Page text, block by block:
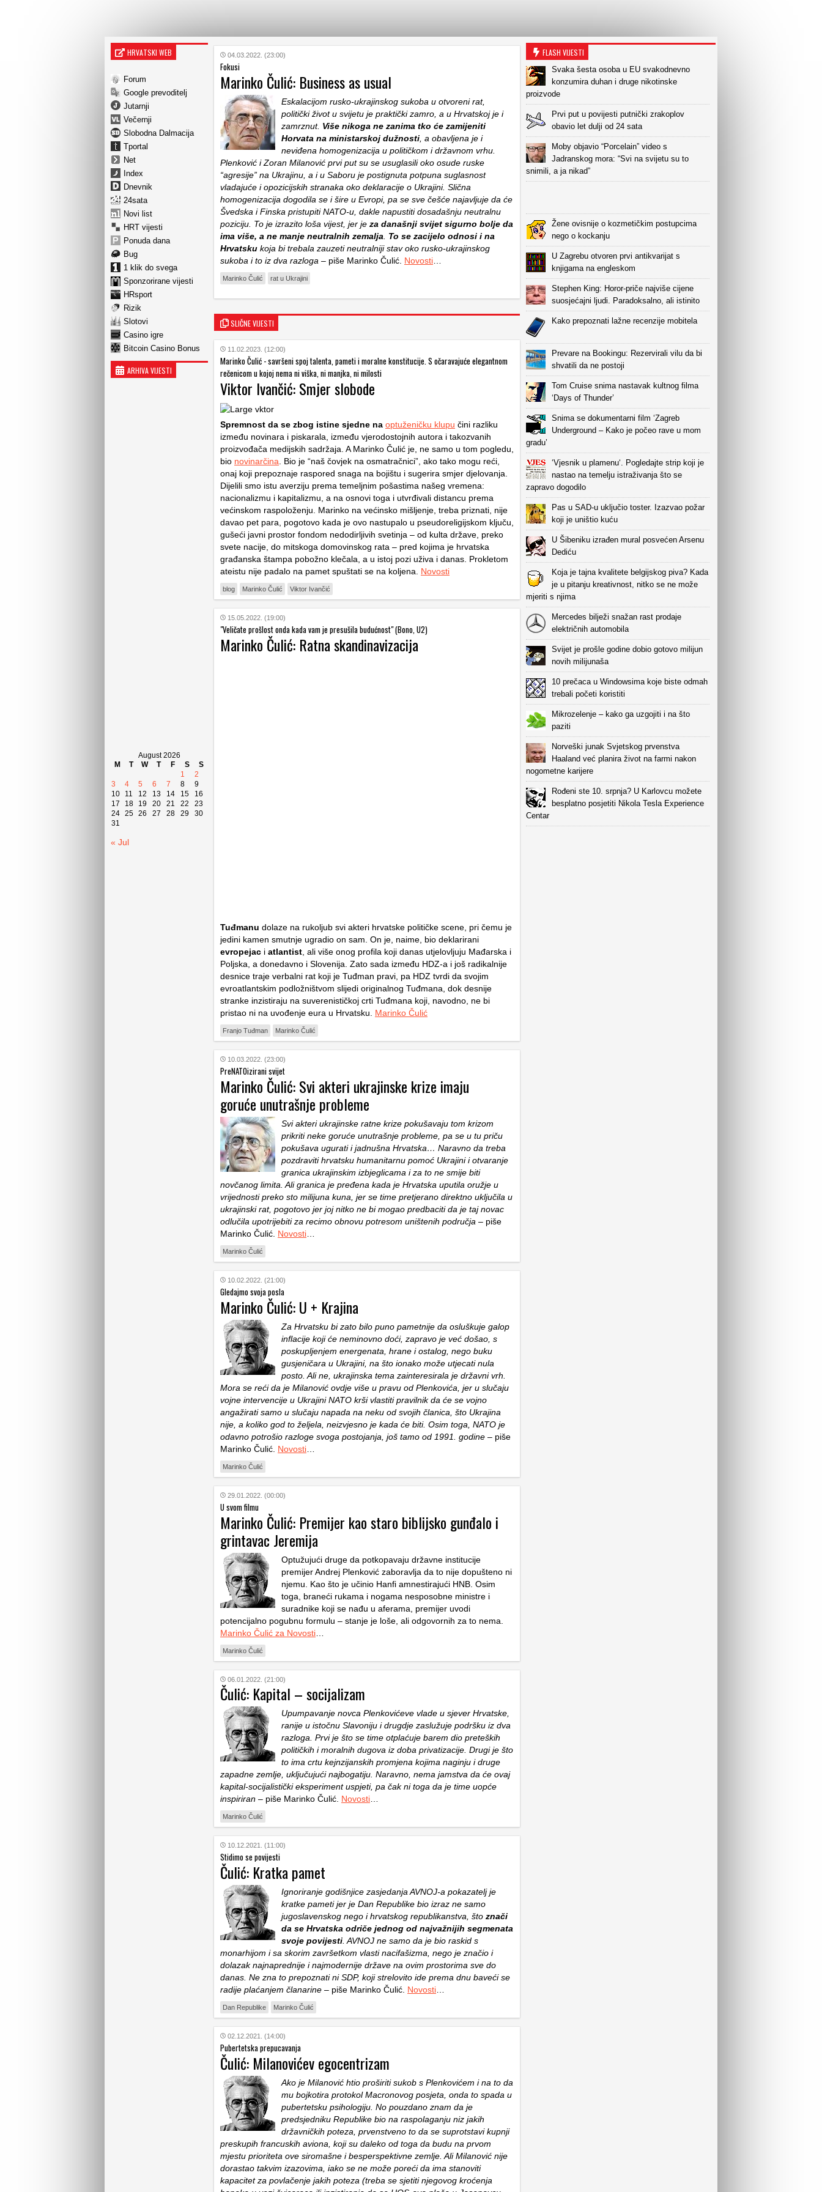
HRVATSKI WEB
Forum
Google prevoditelj
Jutarnji
Večernji
Slobodna Dalmacija
Tportal
Net
Index
Dnevnik
24sata
Novi list
HRT vijesti
Ponuda dana
Bug
1 klik do svega
Sponzorirane vijesti
HRsport
Rizik
Slotovi
Casino igre
Bitcoin Casino Bonus
ARHIVA VIJESTI
August 2026
M
T W T F S
S
1
2
3
4 5 6 7 8
9
10
11 12 13 14 15
16
17
18 19 20 21 22
23
24 25 26 27 28 29
30
31
« Jul
04.03.2022. (23:00)
Fokusi
Marinko Čulić: Business as usual
Eskalacijom rusko-ukrajinskog sukoba u otvoreni rat,
politički život u svijetu je praktički zamro, a u Hrvatskoj je i
zamrznut. Više nikoga ne zanima tko će zamijeniti
Horvata na ministarskoj dužnosti , a obavljena je i
neviđena homogenizacija u političkom i državnom vrhu.
Plenković i Zoran Milanović prvi put su se usuglasili oko osude ruske
“agresije” na Ukrajinu, a i u Saboru je postignuta potpuna suglasnost
vladajuće i opozicijskih stranaka oko deklaracije o Ukrajini. Slična
homogenizacija dogodila se i šire u Evropi, pa se sve češće najavljuje da će
Švedska i Finska pristupiti NATO-u, dakle napustiti dosadašnju neutralnu
poziciju. To je izrazito loša vijest, jer je za današnji svijet sigurno bolje da
ima više, a ne manje neutralnih zemalja
To se zacijelo odnosi i na
Hrvatsku koja bi trebala zauzeti neutralniji stav oko rusko-ukrajinskog
sukoba i to iz dva razloga – piše Marinko Čulić. Novosti
Marinko Čulić rat u Ukrajini
SLIČNE VIJESTI
11.02.2023. (12:00)
Marinko Čulić - savršeni spoj talenta, pameti i moralne konstitucije. S očaravajuće elegantnom
rečenicom u kojoj nema ni viška, ni manjka, ni milosti
Viktor Ivančić: Smjer slobode
Spremnost da se zbog istine sjedne na optuženičku klupu čini razliku
između novinara i piskarala, između vjerodostojnih autora i takozvanih
proizvođača medijskih sadržaja. A Marinko Čulić je, ne samo u tom pogledu,
bio novinarčina . Bio je “naš čovjek na osmatračnici”, ako tako mogu reći,
onaj koji prepoznaje raspored snaga na bojištu i sugerira smjer djelovanja.
Dijelili smo istu averziju prema temeljnim pošastima našeg vremena:
nacionalizmu i kapitalizmu, a na osnovi toga i utvrđivali distancu prema
većinskom raspoloženju. Marinko na većinsko mišljenje, treba priznati, nije
davao pet para, pogotovo kada je ovo nastupalo u pseudoreligijskom ključu,
gušeći javni prostor fondom nedodirljivih svetinja – od kulta države, preko
svete nacije, do mitskoga domovinskog rata – pred kojima je hrvatska
građanska štampa pobožno klečala, a u istoj pozi uživa i danas. Prokletom
ateistu nije padalo na pamet spuštati se na koljena. Novosti
blog Marinko Čulić Viktor Ivančić
15.05.2022. (19:00)
"Veličate prošlost onda kada vam je presušila budućnost" (Bono, U2)
Marinko Čulić: Ratna skandinavizacija
Tuđmanu dolaze na rukoljub svi akteri hrvatske političke scene, pri čemu je
jedini kamen smutnje ugradio on sam. On je, naime, bio deklarirani
evropejac i atlantist , ali više onog profila koji danas utjelovljuju Mađarska i
Poljska, a donedavno i Slovenija. Zato sada između HDZ-a i još radikalnije
desnice traje verbalni rat koji je Tuđman pravi, pa HDZ tvrdi da svojim
evroatlantskim podložništvom slijedi originalnog Tuđmana, dok desnije
stranke inzistiraju na suverenističkoj crti Tuđmana koji, navodno, ne bi
pristao ni na uvođenje eura u Hrvatsku. Marinko Čulić
Franjo Tuđman Marinko Čulić
10.03.2022. (23:00)
PreNATOizirani svijet
Marinko Čulić: Svi akteri ukrajinske krize imaju
goruće unutrašnje probleme
Svi akteri ukrajinske ratne krize pokušavaju tom krizom
prikriti neke goruće unutrašnje probleme, pa se u tu priču
pokušava ugurati i jadnušna Hrvatska… Naravno da treba
pozdraviti hrvatsku humanitarnu pomoć Ukrajini i otvaranje
granica ukrajinskim izbjeglicama i za to ne smije biti
novčanog limita. Ali granica je pređena kada je Hrvatska uputila oružje u
vrijednosti preko sto milijuna kuna, jer se time pretjerano direktno uključila u
ukrajinski rat, pogotovo jer joj nitko ne bi mogao predbaciti da je taj novac
odlučila upotrijebiti za recimo obnovu potresom uništenih područja – piše
Marinko Čulić. Novosti
Marinko Čulić
10.02.2022. (21:00)
Gledajmo svoja posla
Marinko Čulić: U + Krajina
Za Hrvatsku bi zato bilo puno pametnije da osluškuje galop
inflacije koji će neminovno doći, zapravo je već došao, s
poskupljenjem energenata, hrane i ostalog, nego buku
gusjeničara u Ukrajini, na što ionako može utjecati nula
posto. Ali ne, ukrajinska tema zainteresirala je državni vrh.
Mora se reći da je Milanović ovdje više u pravu od Plenkovića, jer u slučaju
vojne intervencije u Ukrajini NATO krši vlastiti pravilnik da će se vojno
angažirati samo u slučaju napada na neku od svojih članica, što Ukrajina
nije, a koliko god to željela, neizvjesno je kada će biti. Osim toga, NATO je
odavno potrošio razloge svoga postojanja, još tamo od 1991. godine – piše
Marinko Čulić. Novosti
Marinko Čulić
29.01.2022. (00:00)
U svom filmu
Marinko Čulić: Premijer kao staro biblijsko gunđalo i
grintavac Jeremija
Optužujući druge da potkopavaju državne institucije
premijer Andrej Plenković zaboravlja da to nije dopušteno ni
njemu. Kao što je učinio Hanfi amnestirajući HNB. Osim
toga, braneći rukama i nogama nesposobne ministre i
suradnike koji se nađu u aferama, premijer uvodi
potencijalno pogubnu formulu – stanje je loše, ali odgovornih za to nema.
Marinko Čulić za Novosti
Marinko Čulić
06.01.2022. (21:00)
Čulić: Kapital – socijalizam
Upumpavanje novca Plenkovićeve vlade u sjever Hrvatske,
ranije u istočnu Slavoniju i drugdje zaslužuje podršku iz dva
razloga. Prvi je što se time otplaćuje barem dio preteških
političkih i moralnih dugova iz doba privatizacije. Drugi je što
to ima crtu kejnzijanskih promjena kojima naginju i druge
zapadne zemlje, uključujući najbogatiju. Naravno, nema jamstva da će ovaj
kapital-socijalistički eksperiment uspjeti, pa čak ni toga da je time uopće
inspiriran – piše Marinko Čulić. Novosti
Marinko Čulić
10.12.2021. (11:00)
Stidimo se povijesti
Čulić: Kratka pamet
Ignoriranje godišnjice zasjedanja AVNOJ-a pokazatelj je
kratke pameti jer je Dan Republike bio izraz ne samo
jugoslavenskog nego i hrvatskog republikanstva, što znači
da se Hrvatska odriče jednog od najvažnijih segmenata
svoje povijesti . AVNOJ ne samo da je bio raskid s
monarhijom i sa skorim završetkom vlasti nacifašizma, nego je značio i
dolazak najnaprednije i najmodernije države na ovim prostorima sve do
danas. Ne zna to prepoznati ni SDP, koji strelovito ide prema dnu baveći se
radije plaćanjem članarine – piše Marinko Čulić. Novosti
Dan Republike Marinko Čulić
02.12.2021. (14:00)
Pubertetska prepucavanja
Čulić: Milanovićev egocentrizam
Ako je Milanović htio proširiti sukob s Plenkovićem i na to da
mu bojkotira protokol Macronovog posjeta, onda to spada u
pubertetsku psihologiju. No pouzdano znam da je
predsjedniku Republike bio na raspolaganju niz jakih
državničkih poteza, prvenstveno to da se suprotstavi kupnji
preskupih francuskih aviona, koji su daleko od toga da budu na prvom
mjestu prioriteta ove siromašne i besperspektivne zemlje. Ali Milanović nije
dorastao takvim izazovima, iako se ne može poreći da ima stanoviti
kapacitet za povlačenje jakih poteza (treba se sjetiti njegovog kroćenja
FLASH VIJESTI
Svaka šesta osoba u EU svakodnevno
konzumira duhan i druge nikotinske
proizvode
Prvi put u povijesti putnički zrakoplov
obavio let dulji od 24 sata
Moby objavio “Porcelain” video s
Jadranskog mora: “Svi na svijetu su to
snimili, a ja nikad”
Žene ovisnije o kozmetičkim postupcima
nego o kockanju
U Zagrebu otvoren prvi antikvarijat s
knjigama na engleskom
Stephen King: Horor-priče najviše cijene
suosjećajni ljudi. Paradoksalno, ali istinito
Kako prepoznati lažne recenzije mobitela
Prevare na Bookingu: Rezervirali vilu da bi
shvatili da ne postoji
Tom Cruise snima nastavak kultnog filma
‘Days of Thunder’
Snima se dokumentarni film ‘Zagreb
Underground – Kako je počeo rave u mom
gradu’
‘Vjesnik u plamenu‘. Pogledajte strip koji je
nastao na temelju istraživanja što se
zapravo dogodilo
Pas u SAD-u uključio toster. Izazvao požar
koji je uništio kuću
U Šibeniku izrađen mural posvećen Arsenu
Dediću
Koja je tajna kvalitete belgijskog piva? Kada
je u pitanju kreativnost, nitko se ne može
mjeriti s njima
Mercedes bilježi snažan rast prodaje
električnih automobila
Svijet je prošle godine dobio gotovo milijun
novih milijunaša
10 prečaca u Windowsima koje biste odmah
trebali početi koristiti
Mikrozelenje – kako ga uzgojiti i na što
paziti
Norveški junak Svjetskog prvenstva
Haaland već planira život na farmi nakon
nogometne karijere
Rođeni ste 10. srpnja? U Karlovcu možete
besplatno posjetiti Nikola Tesla Experience
Centar